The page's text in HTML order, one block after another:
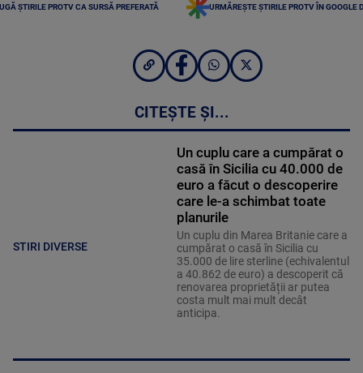
ȘTIRILE PROTV CA SURSĂ PREFERATĂ URMĂREȘTE ȘTIRILE PROTV ÎN GOOGLE
CITEȘTE ȘI...
STIRI DIVERSE
Un cuplu care a cumpărat o
casă în Sicilia cu 40.000 de
euro a făcut o descoperire
care le-a schimbat toate
planurile
Un cuplu din Marea Britanie care a
cumpărat o casă în Sicilia cu
35.000 de lire sterline (echivalentul
a 40.862 de euro) a descoperit că
renovarea proprietății ar putea
costa mult mai mult decât
anticipa.